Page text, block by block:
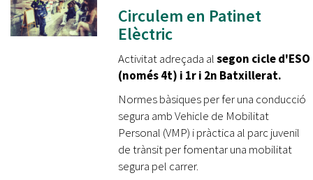
Circulem en Patinet
Elèctric
Activitat adreçada alsegon cicle d'ESO
(només 4t) i 1r i 2n Batxillerat.
Normes bàsiques per fer una conducció
segura amb Vehicle de Mobilitat
Personal (VMP) i pràctica al parc juvenil
de trànsit per fomentar una mobilitat
segura pel carrer.